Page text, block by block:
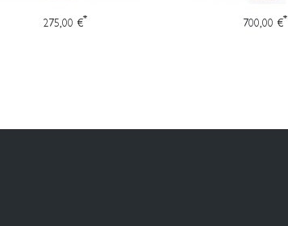
275,00 €* 700,00 €*